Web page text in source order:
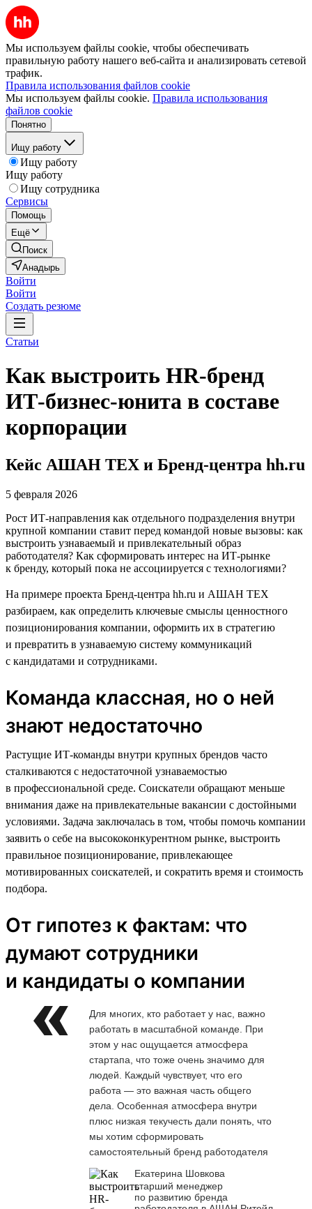
Мы используем файлы cookie, чтобы обеспечивать
правильную работу нашего веб-сайта и анализировать сетевой
трафик.
Правила использования файлов cookie
Мы используем файлы cookie. Правила использования
файлов cookie
Понятно
Ищу работу
Ищу работу
Ищу работу
Ищу сотрудника
Сервисы
Помощь
Ещё
Поиск
Анадырь
Войти
Войти
Создать резюме
Статьи
Как выстроить HR-бренд
ИТ-бизнес-юнита в составе
корпорации
Кейс АШАН ТЕХ и Бренд-центра hh.ru
5 февраля 2026
Рост ИТ-направления как отдельного подразделения внутри
крупной компании ставит перед командой новые вызовы: как
выстроить узнаваемый и привлекательный образ
работодателя? Как сформировать интерес на ИТ-рынке
к бренду, который пока не ассоциируется с технологиями?
На примере проекта Бренд-центра hh.ru и АШАН ТЕХ
разбираем, как определить ключевые смыслы ценностного
позиционирования компании, оформить их в стратегию
и превратить в узнаваемую систему коммуникаций
с кандидатами и сотрудниками.
Команда классная, но о ней
знают недостаточно
Растущие ИТ-команды внутри крупных брендов часто
сталкиваются с недостаточной узнаваемостью
в профессиональной среде. Соискатели обращают меньше
внимания даже на привлекательные вакансии с достойными
условиями. Задача заключалась в том, чтобы помочь компании
заявить о себе на высококонкурентном рынке, выстроить
правильное позиционирование, привлекающее
мотивированных соискателей, и сократить время и стоимость
подбора.
От гипотез к фактам: что
думают сотрудники
и кандидаты о компании
Для многих, кто работает у нас, важно
работать в масштабной команде. При
этом у нас ощущается атмосфера
стартапа, что тоже очень значимо для
людей. Каждый чувствует, что его
работа — это важная часть общего
дела. Особенная атмосфера внутри
плюс низкая текучесть дали понять, что
мы хотим сформировать
самостоятельный бренд работодателя
Екатерина Шовкова
старший менеджер
по развитию бренда